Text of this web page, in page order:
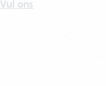
Vul ons